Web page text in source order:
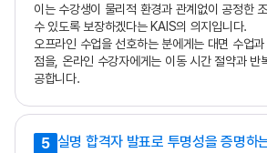
이는 수강생이 물리적 환경과 관계없이 공정한
수 있도록 보장하겠다는 KAIS의 의지입니다.
오프라인 수업을 선호하는 분에게는 대면 수업
점을, 온라인 수강자에게는 이동 시간 절약과 반
공합니다.
5 실명 합격자 발표로 투명성을 증명하